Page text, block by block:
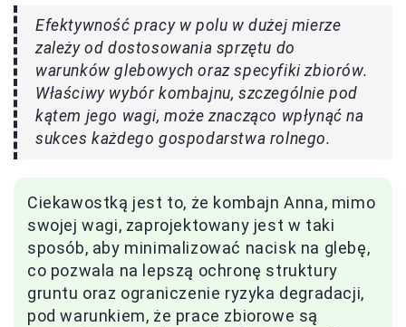
Efektywność pracy w polu w dużej mierze
zależy od dostosowania sprzętu do
warunków glebowych oraz specyfiki zbiorów.
Właściwy wybór kombajnu, szczególnie pod
kątem jego wagi, może znacząco wpłynąć na
sukces każdego gospodarstwa rolnego.
Ciekawostką jest to, że kombajn Anna, mimo
swojej wagi, zaprojektowany jest w taki
sposób, aby minimalizować nacisk na glebę,
co pozwala na lepszą ochronę struktury
gruntu oraz ograniczenie ryzyka degradacji,
pod warunkiem, że prace zbiorowe są